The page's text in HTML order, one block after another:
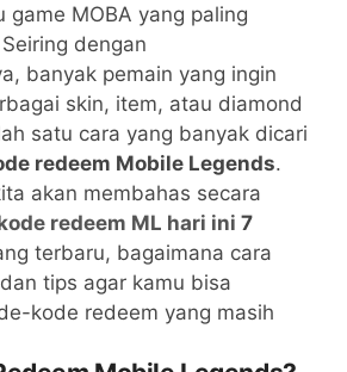
game MOBA yang paling
dengan
banyak pemain yang ingin
skin, item, atau diamond
satu cara yang banyak dicari
redeem Mobile Legends.
akan membahas secara
redeem ML hari ini 7
terbaru, bagaimana cara
tips agar kamu bisa
kode redeem yang masih